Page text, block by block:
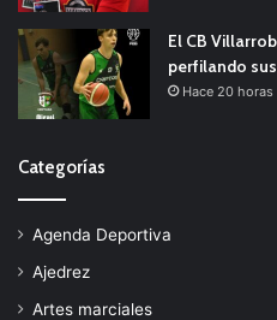
El CB
perfilando
Hace 20 horas
Categorías
Agenda Deportiva
Ajedrez
Artes marciales